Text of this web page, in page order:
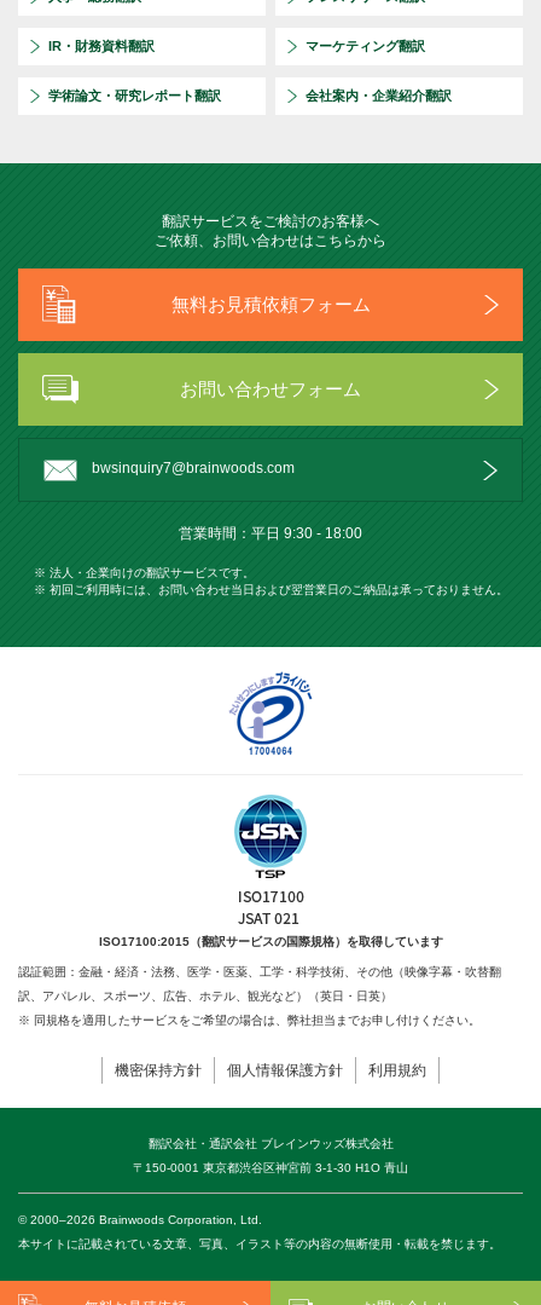
IR・財務資料翻訳 マーケティング翻訳
学術論文・研究レポート翻訳 会社案内・企業紹介翻訳
翻訳サービスをご検討のお客様へ
ご依頼、お問い合わせはこちらから
無料お見積依頼フォーム
お問い合わせフォーム
bwsinquiry7@brainwoods.com
営業時間：平⽇ 9:30 - 18:00
※ 法人・企業向けの翻訳サービスです。
※ 初回ご利用時には、お問い合わせ当日および翌営業日のご納品は承っておりません。
ISO17100:2015（翻訳サービスの国際規格）を取得しています
認証範囲：金融・経済・法務、医学・医薬、工学・科学技術、 その他（映像字幕・吹替翻
訳、アパレル、スポーツ、広告、ホテル、観光など）（英日・日英）
※ 同規格を適用したサービスをご希望の場合は、弊社担当までお申し付けください。
機密保持方針 個人情報保護方針 利用規約
翻訳会社・通訳会社 ブレインウッズ株式会社
〒150-0001 東京都渋谷区神宮前 3-1-30 H1O 青山
© 2000–2026 Brainwoods Corporation, Ltd.
本サイトに記載されている文章、写真、イラスト等の内容の無断使用・転載を禁じます。